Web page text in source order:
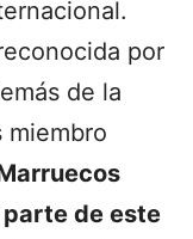
por
de la
miembro
de este